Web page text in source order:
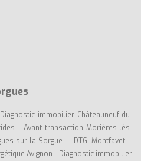
Diagnostic immobilier Châteauneuf-du-
- Avant transaction Morières-lès-
sur-la-Sorgue - DTG Montfavet -
Avignon - Diagnostic immobilier